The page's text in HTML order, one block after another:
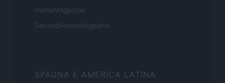
HomeMagazine
SecondHomeMagazine
SPAGNA E AMERICA LATINA